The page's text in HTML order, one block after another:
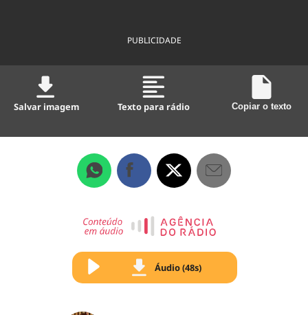
PUBLICIDADE
Salvar imagem Texto para rádio Copiar o texto
Áudio (48s)